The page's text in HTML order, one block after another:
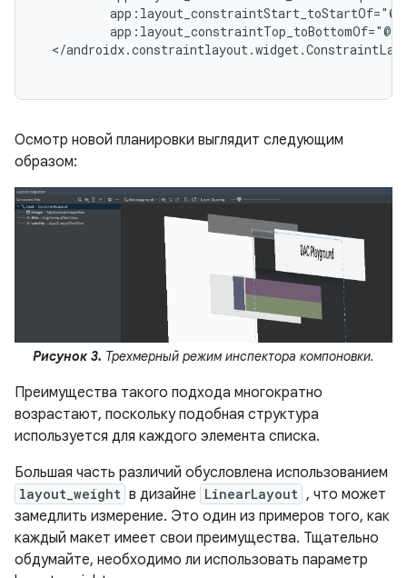
Осмотр новой планировки выглядит следующим
образом:
Рисунок 3. Трехмерный режим инспектора компоновки.
Преимущества такого подхода многократно
возрастают, поскольку подобная структура
используется для каждого элемента списка.
Большая часть различий обусловлена ​​использованием
layout_weight в дизайне LinearLayout , что может
замедлить измерение. Это один из примеров того, как
каждый макет имеет свои преимущества. Тщательно
обдумайте, необходимо ли использовать параметр